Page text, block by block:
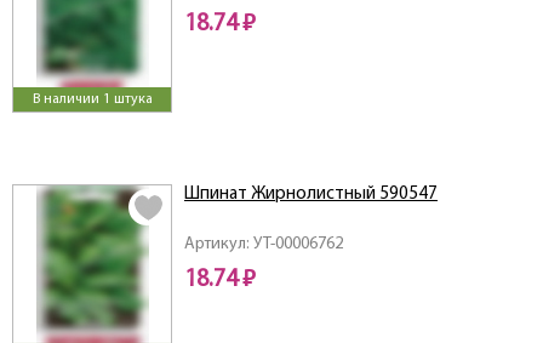
В наличии 1 штука
18.74 ₽
Артикул: УТ-00006762
Шпинат Жирнолистный 590547
18.74 ₽